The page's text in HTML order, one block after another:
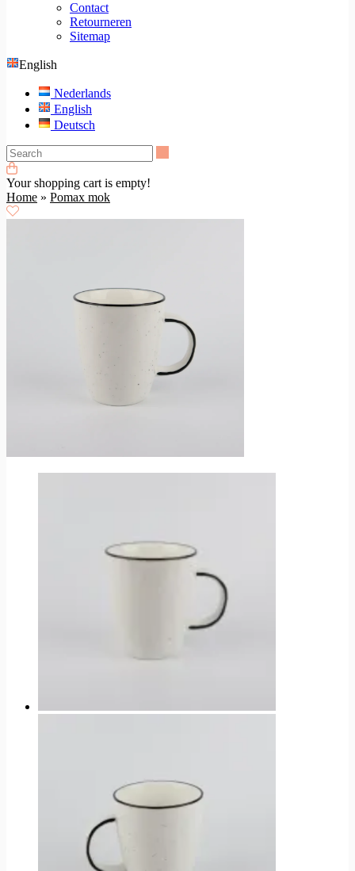
Contact
Retourneren
Sitemap
English
Nederlands
English
Deutsch
Your shopping cart is empty!
Home » Pomax mok